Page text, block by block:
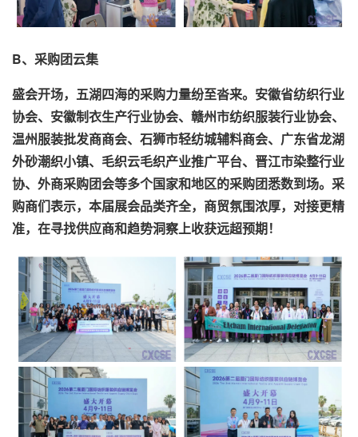
B、采购团云集
盛会开场，五湖四海的采购力量纷至沓来。安徽省纺织行业
协会、安徽制衣生产行业协会、赣州市纺织服装行业协会、
温州服装批发商商会、石狮市轻纺城辅料商会、广东省龙湖
外砂潮织小镇、毛织云毛织产业推广平台、晋江市染整行业
协、外商采购团会等多个国家和地区的采购团悉数到场。采
购商们表示，本届展会品类齐全，商贸氛围浓厚，对接更精
准，在寻找供应商和趋势洞察上收获远超预期！